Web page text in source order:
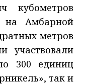
кубометров
на Амбарной
метров
участвовали
300 единиц
так и